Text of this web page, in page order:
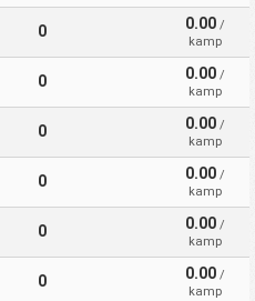
0 0.00 /
kamp
0 0.00 /
kamp
0 0.00 /
kamp
0 0.00 /
kamp
0 0.00 /
kamp
0 0.00 /
kamp